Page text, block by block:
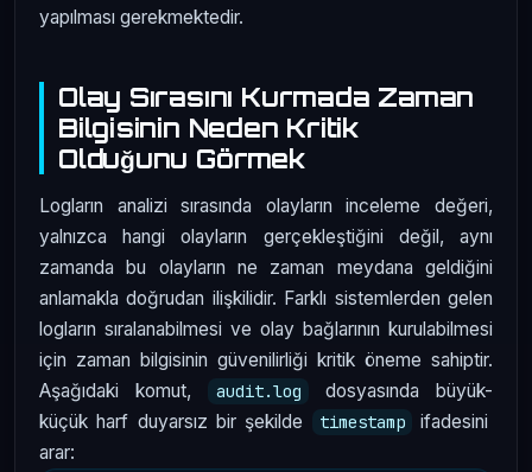
yapılması gerekmektedir.
Olay Sırasını Kurmada Zaman
Bilgisinin Neden Kritik
Olduğunu Görmek
Logların analizi sırasında olayların inceleme değeri,
yalnızca hangi olayların gerçekleştiğini değil, aynı
zamanda bu olayların ne zaman meydana geldiğini
anlamakla doğrudan ilişkilidir. Farklı sistemlerden gelen
logların sıralanabilmesi ve olay bağlarının kurulabilmesi
için zaman bilgisinin güvenilirliği kritik öneme sahiptir.
Aşağıdaki komut,
audit.log
dosyasında büyük-
küçük harf duyarsız bir şekilde
timestamp
ifadesini
arar: